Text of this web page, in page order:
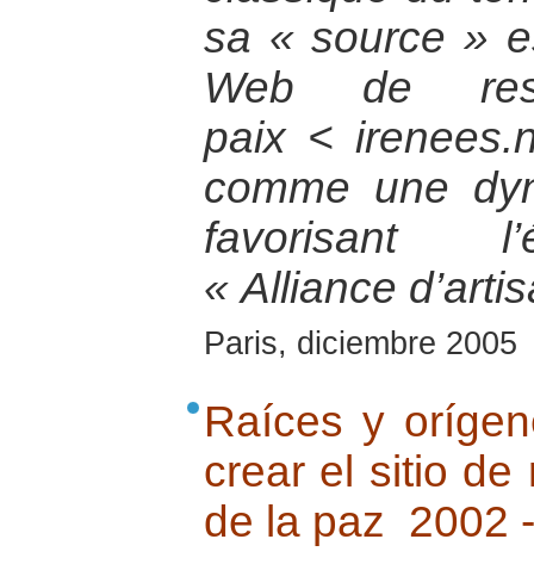
sa « source »
Web de
paix <
comme une
favorisant
« Alliance
Paris, diciembre 2005
Raíces y
crear el sitio de
de la paz 2002